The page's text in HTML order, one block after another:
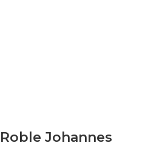
Roble Johannes